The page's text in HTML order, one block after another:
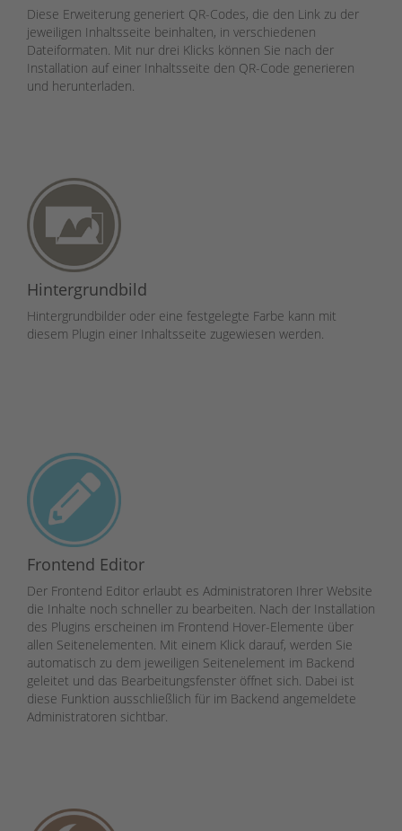
Diese Erweiterung generiert QR-Codes, die den Link zu der
jeweiligen Inhaltsseite beinhalten, in verschiedenen
Dateiformaten. Mit nur drei Klicks können Sie nach der
Installation auf einer Inhaltsseite den QR-Code generieren
und herunterladen.
Hintergrundbild
Hintergrundbilder oder eine festgelegte Farbe kann mit
diesem Plugin einer Inhaltsseite zugewiesen werden.
Frontend Editor
Der Frontend Editor erlaubt es Administratoren Ihrer Website
die Inhalte noch schneller zu bearbeiten. Nach der Installation
des Plugins erscheinen im Frontend Hover-Elemente über
allen Seitenelementen. Mit einem Klick darauf, werden Sie
automatisch zu dem jeweiligen Seitenelement im Backend
geleitet und das Bearbeitungsfenster öffnet sich. Dabei ist
diese Funktion ausschließlich für im Backend angemeldete
Administratoren sichtbar.